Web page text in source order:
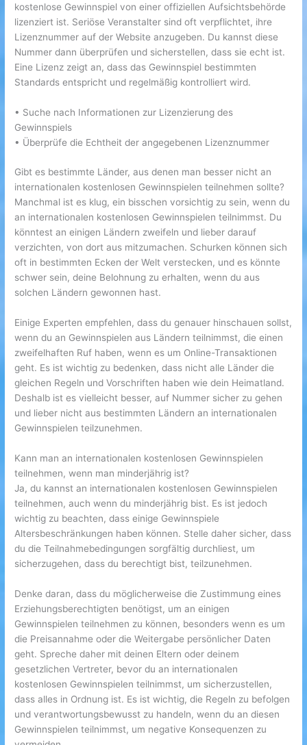
kostenlose Gewinnspiel von einer offiziellen Aufsichtsbehörde
lizenziert ist. Seriöse Veranstalter sind oft verpflichtet, ihre
Lizenznummer auf der Website anzugeben. Du kannst diese
Nummer dann überprüfen und sicherstellen, dass sie echt ist.
Eine Lizenz zeigt an, dass das Gewinnspiel bestimmten
Standards entspricht und regelmäßig kontrolliert wird.
• Suche nach Informationen zur Lizenzierung des
Gewinnspiels
• Überprüfe die Echtheit der angegebenen Lizenznummer
Gibt es bestimmte Länder, aus denen man besser nicht an
internationalen kostenlosen Gewinnspielen teilnehmen sollte?
Manchmal ist es klug, ein bisschen vorsichtig zu sein, wenn du
an internationalen kostenlosen Gewinnspielen teilnimmst. Du
könntest an einigen Ländern zweifeln und lieber darauf
verzichten, von dort aus mitzumachen. Schurken können sich
oft in bestimmten Ecken der Welt verstecken, und es könnte
schwer sein, deine Belohnung zu erhalten, wenn du aus
solchen Ländern gewonnen hast.
Einige Experten empfehlen, dass du genauer hinschauen sollst,
wenn du an Gewinnspielen aus Ländern teilnimmst, die einen
zweifelhaften Ruf haben, wenn es um Online-Transaktionen
geht. Es ist wichtig zu bedenken, dass nicht alle Länder die
gleichen Regeln und Vorschriften haben wie dein Heimatland.
Deshalb ist es vielleicht besser, auf Nummer sicher zu gehen
und lieber nicht aus bestimmten Ländern an internationalen
Gewinnspielen teilzunehmen.
Kann man an internationalen kostenlosen Gewinnspielen
teilnehmen, wenn man minderjährig ist?
Ja, du kannst an internationalen kostenlosen Gewinnspielen
teilnehmen, auch wenn du minderjährig bist. Es ist jedoch
wichtig zu beachten, dass einige Gewinnspiele
Altersbeschränkungen haben können. Stelle daher sicher, dass
du die Teilnahmebedingungen sorgfältig durchliest, um
sicherzugehen, dass du berechtigt bist, teilzunehmen.
Denke daran, dass du möglicherweise die Zustimmung eines
Erziehungsberechtigten benötigst, um an einigen
Gewinnspielen teilnehmen zu können, besonders wenn es um
die Preisannahme oder die Weitergabe persönlicher Daten
geht. Spreche daher mit deinen Eltern oder deinem
gesetzlichen Vertreter, bevor du an internationalen
kostenlosen Gewinnspielen teilnimmst, um sicherzustellen,
dass alles in Ordnung ist. Es ist wichtig, die Regeln zu befolgen
und verantwortungsbewusst zu handeln, wenn du an diesen
Gewinnspielen teilnimmst, um negative Konsequenzen zu